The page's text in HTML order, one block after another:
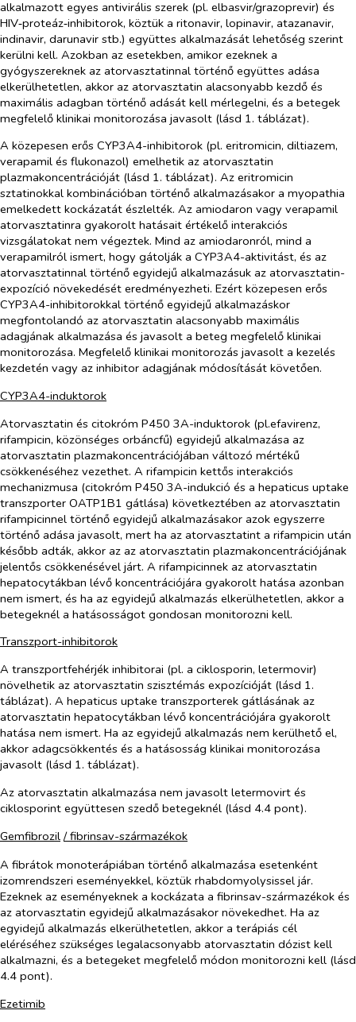
alkalmazott egyes antivirális szerek (pl. elbasvir/grazoprevir) és
HIV‑proteáz‑inhibitorok, köztük a ritonavir, lopinavir, atazanavir,
indinavir, darunavir stb.) együttes alkalmazását lehetőség szerint
kerülni kell. Azokban az esetekben, amikor ezeknek a
gyógyszereknek az atorvasztatinnal történő együttes adása
elkerülhetetlen, akkor az atorvasztatin alacsonyabb kezdő és
maximális adagban történő adását kell mérlegelni, és a betegek
megfelelő klinikai monitorozása javasolt (lásd 1. táblázat).
A közepesen erős CYP3A4-inhibitorok (pl. eritromicin, diltiazem,
verapamil és flukonazol) emelhetik az atorvasztatin
plazmakoncentrációját (lásd 1. táblázat). Az eritromicin
sztatinokkal kombinációban történő alkalmazásakor a myopathia
emelkedett kockázatát észlelték. Az amiodaron vagy verapamil
atorvasztatinra gyakorolt hatásait értékelő interakciós
vizsgálatokat nem végeztek. Mind az amiodaronról, mind a
verapamilról ismert, hogy gátolják a CYP3A4-aktivitást, és az
atorvasztatinnal történő egyidejű alkalmazásuk az atorvasztatin-
expozíció növekedését eredményezheti. Ezért közepesen erős
CYP3A4-inhibitorokkal történő egyidejű alkalmazáskor
megfontolandó az atorvasztatin alacsonyabb maximális
adagjának alkalmazása és javasolt a beteg megfelelő klinikai
monitorozása. Megfelelő klinikai monitorozás javasolt a kezelés
kezdetén vagy az inhibitor adagjának módosítását követően.
CYP3A4-induktorok
Atorvasztatin és citokróm P450 3A-induktorok (pl.efavirenz,
rifampicin, közönséges orbáncfű) egyidejű alkalmazása az
atorvasztatin plazmakoncentrációjában változó mértékű
csökkenéséhez vezethet. A rifampicin kettős interakciós
mechanizmusa (citokróm P450 3A-indukció és a hepaticus uptake
transzporter OATP1B1 gátlása) következtében az atorvasztatin
rifampicinnel történő egyidejű alkalmazásakor azok egyszerre
történő adása javasolt, mert ha az atorvasztatint a rifampicin után
később adták, akkor az az atorvasztatin plazmakoncentrációjának
jelentős csökkenésével járt. A rifampicinnek az atorvasztatin
hepatocytákban lévő koncentrációjára gyakorolt hatása azonban
nem ismert, és ha az egyidejű alkalmazás elkerülhetetlen, akkor a
betegeknél a hatásosságot gondosan monitorozni kell.
Transzport-inhibitorok
A transzportfehérjék inhibitorai (pl. a ciklosporin, letermovir)
növelhetik az atorvasztatin szisztémás expozícióját (lásd 1.
táblázat). A hepaticus uptake transzporterek gátlásának az
atorvasztatin hepatocytákban lévő koncentrációjára gyakorolt
hatása nem ismert. Ha az egyidejű alkalmazás nem kerülhető el,
akkor adagcsökkentés és a hatásosság klinikai monitorozása
javasolt (lásd 1. táblázat).
Az atorvasztatin alkalmazása nem javasolt letermovirt és
ciklosporint együttesen szedő betegeknél (lásd 4.4 pont).
Gemfibrozil / fibrinsav-származékok
A fibrátok monoterápiában történő alkalmazása esetenként
izomrendszeri eseményekkel, köztük rhabdomyolysissel jár.
Ezeknek az eseményeknek a kockázata a fibrinsav-származékok és
az atorvasztatin egyidejű alkalmazásakor növekedhet. Ha az
egyidejű alkalmazás elkerülhetetlen, akkor a terápiás cél
eléréséhez szükséges legalacsonyabb atorvasztatin dózist kell
alkalmazni, és a betegeket megfelelő módon monitorozni kell (lásd
4.4 pont).
Ezetimib